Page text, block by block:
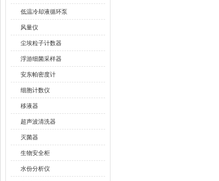
低温冷却液循环泵
风量仪
尘埃粒子计数器
浮游细菌采样器
安东帕密度计
细胞计数仪
移液器
超声波清洗器
灭菌器
生物安全柜
水份分析仪